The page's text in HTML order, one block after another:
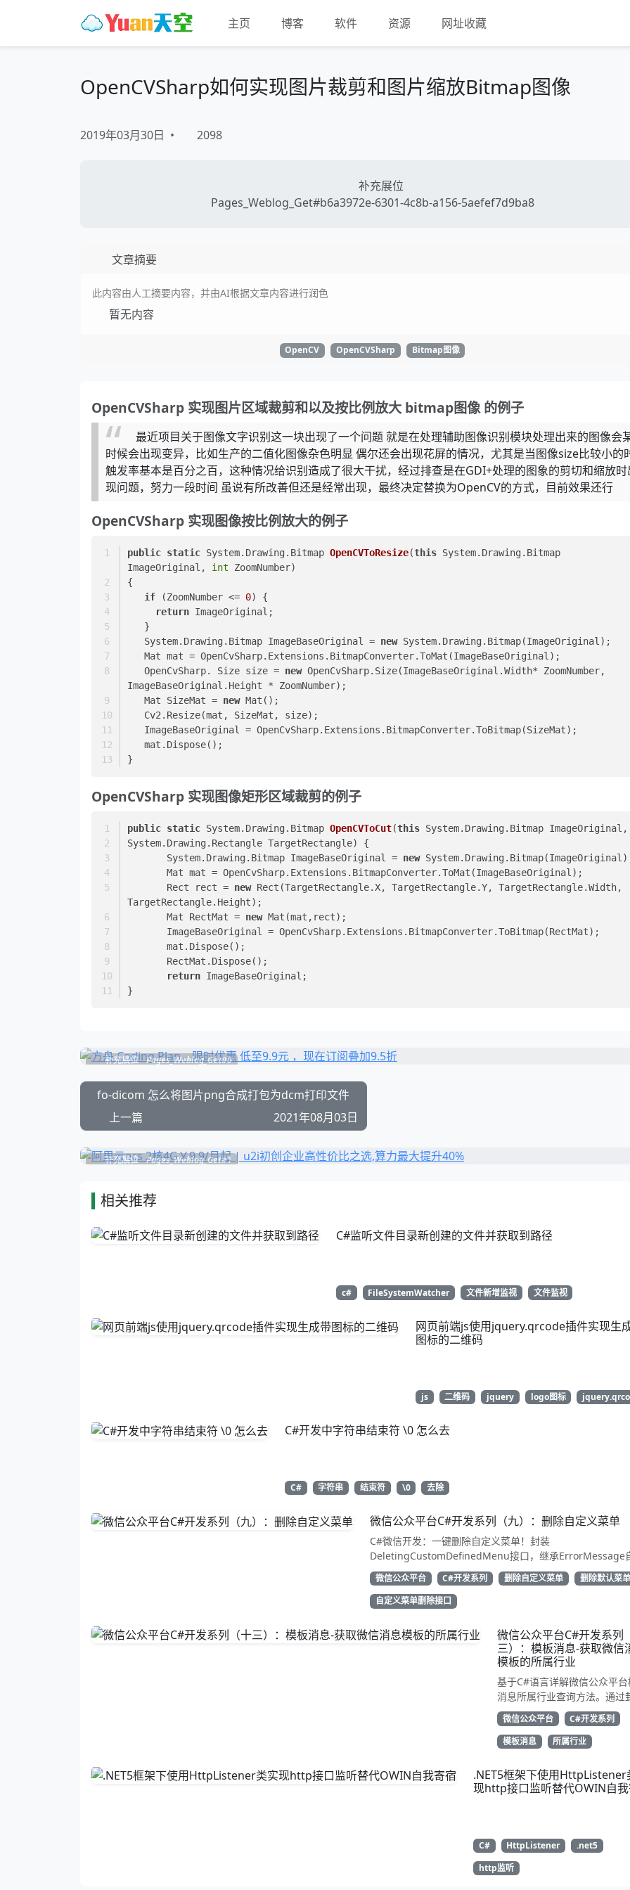
主页 博客 软件 资源 网址收藏
OpenCVSharp如何实现图片裁剪和图片缩放Bitmap图像
2019年03月30日 • 2098
补充展位
Pages_Weblog_Get#b6a3972e-6301-4c8b-a156-5aefef7d9ba8
文章摘要
此内容由人工摘要内容，并由AI根据文章内容进行润色
暂无内容
OpenCV OpenCVSharp Bitmap图像
OpenCVSharp 实现图片区域裁剪和以及按比例放大 bitmap图像 的例子
最近项目关于图像文字识别这一块出现了一个问题 就是在处理辅助图像识别模块处理出来的图像会
时候会出现变异，比如生产的二值化图像杂色明显 偶尔还会出现花屏的情况，尤其是当图像size比较小的
触发率基本是百分之百，这种情况给识别造成了很大干扰，经过排查是在GDI+处理的图象的剪切和缩放时
现问题，努力一段时间 虽说有所改善但还是经常出现，最终决定替换为OpenCV的方式，目前效果还行
OpenCVSharp 实现图像按比例放大的例子
public static System.Drawing. Bitmap OpenCVToResize(this System.Drawing.Bitmap
ImageOriginal, int ZoomNumber)
{
if (ZoomNumber <= 0) {
return ImageOriginal;
   }
   System.Drawing.Bitmap ImageBaseOriginal =
new System.Drawing.Bitmap(ImageOriginal);
   Mat mat = OpenCvSharp.Extensions.BitmapConverter.ToMat(ImageBaseOriginal);
   OpenCvSharp. Size size =
new OpenCvSharp.Size(ImageBaseOriginal.Width* ZoomNumber,
ImageBaseOriginal.Height * ZoomNumber);
   Mat SizeMat =
new Mat();
   Cv2.Resize(mat, SizeMat, size);
   ImageBaseOriginal = OpenCvSharp.Extensions.BitmapConverter.ToBitmap(SizeMat);
   mat.Dispose();
}
OpenCVSharp 实现图像矩形区域裁剪的例子
public static System.Drawing. Bitmap OpenCVToCut(this System.Drawing.Bitmap ImageOriginal,
System.Drawing.Rectangle TargetRectangle) {
       System.Drawing.Bitmap ImageBaseOriginal =
new
       Mat mat = OpenCvSharp.Extensions.BitmapConverter.ToMat(ImageBaseOriginal);
       Rect rect =
new Rect(TargetRectangle.X, TargetRectangle.Y, TargetRectangle.Width,
TargetRectangle.Height);
       Mat RectMat =
new Mat(mat,rect);
       ImageBaseOriginal = OpenCvSharp.Extensions.BitmapConverter.ToBitmap(RectMat);
       mat.Dispose();
       RectMat.Dispose();
return ImageBaseOriginal;
}
补充展位 Pages_Weblog_Get#0
fo-dicom 怎么将图片png合成打包为dcm打印文件
上一篇
2021年08月03日
补充展位 Pages_Weblog_Get#1
相关推荐
C#监听文件目录新创建的文件并获取到路径
c# FileSystemWatcher 文件新增监视 文件监视
网页前端js使用jquery.qrcode插件实现生
图标的二维码
js 二维码 jquery logo图标
C#开发中字符串结束符 \0 怎么去
C# 字符串 结束符 \0 去除
微信公众平台C#开发系列（九）：删除自定义菜单
C#微信开发：一键删除自定义菜单！封装
DeletingCustomDefinedMenu接口，继承ErrorMessage
解析结果。只需access_token即可调用API清除配置。代码
用性强，告别繁琐XML处理，直接GetResponse获取状态
动态管理公众号的开发者，建议收藏备用！
微信公众平台 C#开发系列 删除自定义菜单
删除默认菜单
自定义菜单删除接口
微信公众平台C#开发系列
三）：模板消息-获取微信
模板的所属行业
基于C#语言详解微信公众平
消息所属行业查询方法。通过
TemplateGetIndustry类继承
WeiXinRequest，调用
get_industry接口获取账号主
解析JSON返回的first_class与
second_class数据，为开发者
合规通知场景开发支持
微信公众平台
C#开发系列
模板消息
所属行业
.NET5框架下使用HttpListener
现http接口监听替代OWIN自
C# HttpListener
.net5
http监听